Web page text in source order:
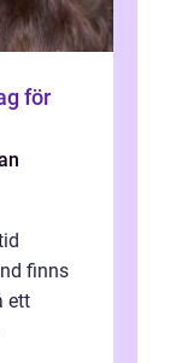
finns
ett